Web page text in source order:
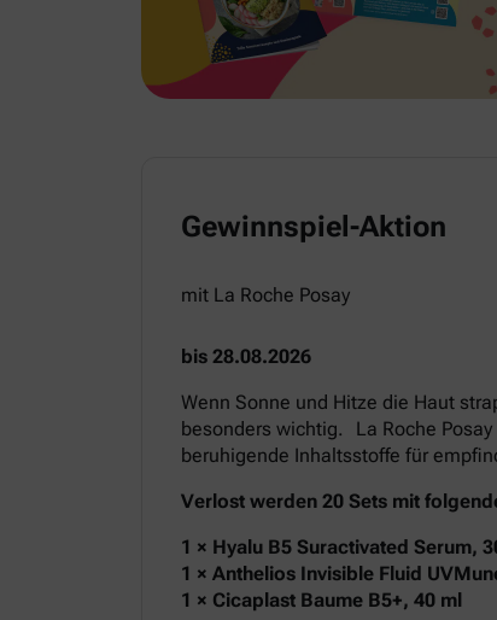
Gewinnspiel-Aktion
mit La Roche Posay
bis 28.08.2026
Wenn Sonne und Hitze die Haut
besonders wichtig. La Roche
beruhigende Inhaltsstoffe für
Verlost werden 20 Sets mit
1 × Hyalu B5 Suractivated Serum,
1 × Anthelios Invisible Fluid
1 × Cicaplast Baume B5+, 40 ml